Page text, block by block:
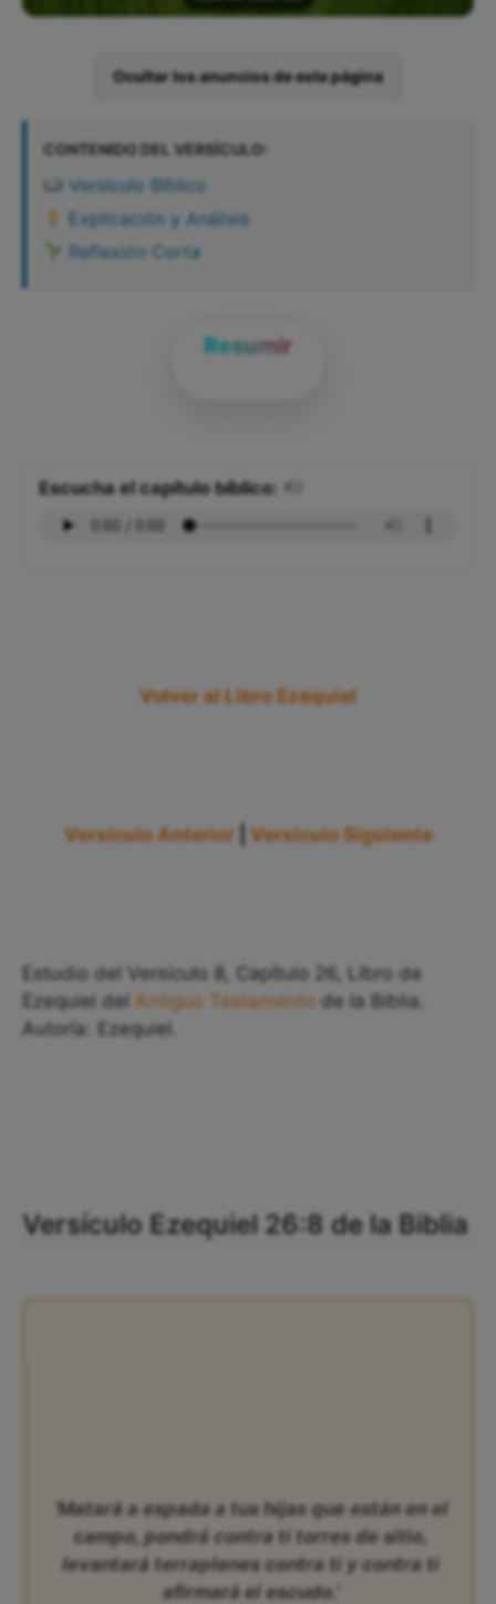
Ocultar los anuncios de esta página
CONTENIDO DEL VERSÍCULO:
Versículo Bíblico
Explicación y Análisis
Reflexión Corta
Resumir
Escucha el capítulo bíblico:
Volver al Libro Ezequiel
Versículo Anterior Versículo Siguiente
Estudio del Versículo 8, Capítulo 26, Libro de
Ezequiel del Antiguo Testamento de la Biblia.
Autoría: Ezequiel.
Versículo Ezequiel 26:8 de la Biblia
‘Matará a espada a tus hijas que están en el
campo, pondrá contra ti torres de sitio,
levantará terraplenes contra ti y contra ti
afirmará el escudo.’